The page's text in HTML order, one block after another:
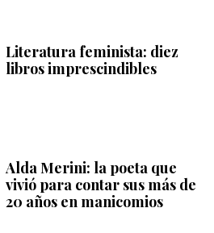
Literatura feminista: diez
libros imprescindibles
Alda Merini: la poeta que
vivió para contar sus más de
20 años en manicomios